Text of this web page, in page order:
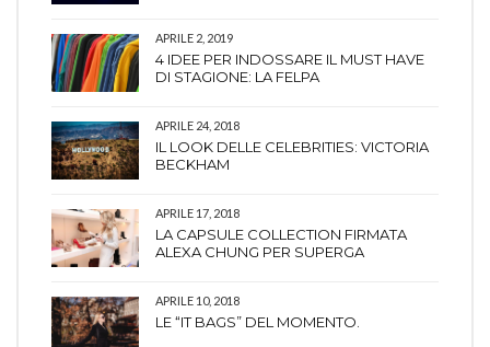
APRILE 2, 2019
4 IDEE PER INDOSSARE IL MUST HAVE
DI STAGIONE: LA FELPA
APRILE 24, 2018
IL LOOK DELLE CELEBRITIES: VICTORIA
BECKHAM
APRILE 17, 2018
LA CAPSULE COLLECTION FIRMATA
ALEXA CHUNG PER SUPERGA
APRILE 10, 2018
LE “IT BAGS” DEL MOMENTO.